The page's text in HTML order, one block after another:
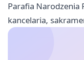
Parafia Narodzenia
kancelaria,